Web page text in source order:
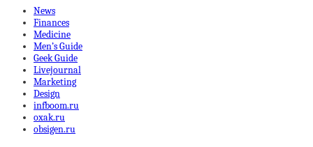
News
Finances
Medicine
Men’s Guide
Geek Guide
Livejournal
Marketing
Design
infboom.ru
oxak.ru
obsigen.ru